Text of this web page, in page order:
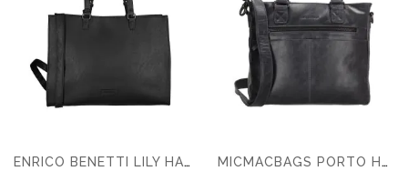
ENRICO BENETTI LILY HANDTAS 15" MICMACBAGS PORTO HANDTAS I